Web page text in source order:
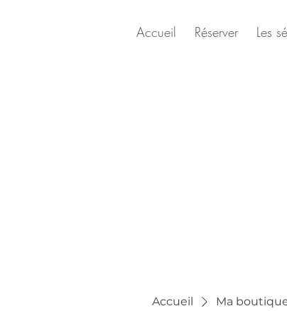
Accueil Réserver Les
Accueil Ma